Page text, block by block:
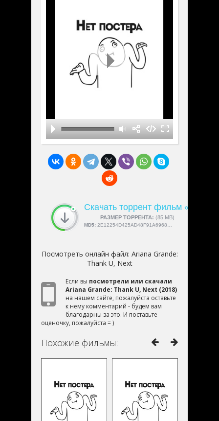
Скачать торрент фильм «Ariana
РАЗМЕР ТОРРЕНТА: (85 MB)
СКАЧАЛИ:4189
MD5: 2E12254D425AD48F91A6968AE6D5A6C8
Посмотреть онлайн файл: Ariana Grande:
Thank U, Next
Если вы посмотрели или скачали
Ariana Grande: Thank U, Next (2018)
на нашем сайте, пожалуйста оставьте
к нему комментарий - будем вам
благодарны за это. И поставьте
оценочку, пожалуйста = )
Похожие фильмы: